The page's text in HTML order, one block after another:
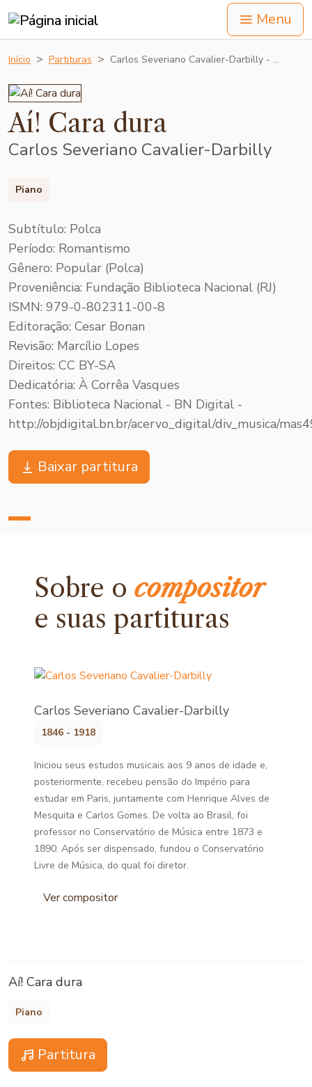
Menu
Início Partituras Carlos Severiano Cavalier-Darbilly - …
Aí! Cara dura
Carlos Severiano Cavalier-Darbilly
Piano
Subtítulo: Polca
Período: Romantismo
Gênero: Popular (Polca)
Proveniência: Fundação Biblioteca Nacional (RJ)
ISMN: 979-0-802311-00-8
Editoração: Cesar Bonan
Revisão: Marcílio Lopes
Direitos: CC BY-SA
Dedicatória: À Corrêa Vasques
Fontes: Biblioteca Nacional - BN Digital -
http://objdigital.bn.br/acervo_digital/div_musica/
Baixar partitura
Sobre ocompositor
e suas partituras
Carlos Severiano Cavalier-Darbilly
1846 - 1918
Iniciou seus estudos musicais aos 9 anos de idade e,
posteriormente, recebeu pensão do Império para
estudar em Paris, juntamente com Henrique Alves de
Mesquita e Carlos Gomes. De volta ao Brasil, foi
professor no Conservatório de Música entre 1873 e
1890. Após ser dispensado, fundou o Conservatório
Livre de Música, do qual foi diretor.
Ver compositor
Aí! Cara dura
Piano
Partitura